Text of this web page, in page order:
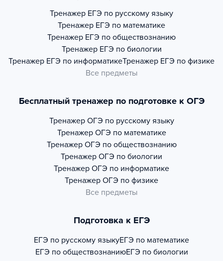
Тренажер ЕГЭ по русскому языку
Тренажер ЕГЭ по математике
Тренажер ЕГЭ по обществознанию
Тренажер ЕГЭ по биологии
Тренажер ЕГЭ по информатикеТренажер ЕГЭ по физике
Все предметы
Бесплатный тренажер по подготовке к ОГЭ
Тренажер ОГЭ по русскому языку
Тренажер ОГЭ по математике
Тренажер ОГЭ по обществознанию
Тренажер ОГЭ по биологии
Тренажер ОГЭ по информатике
Тренажер ОГЭ по физике
Все предметы
Подготовка к ЕГЭ
ЕГЭ по русскому языкуЕГЭ по математике
ЕГЭ по обществознаниюЕГЭ по биологии